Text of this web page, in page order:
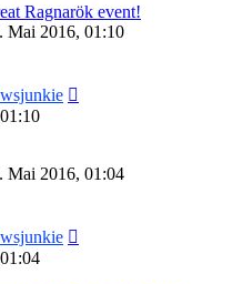
Ragnarök event!
Mai 2016, 01:10
Mai 2016, 01:04